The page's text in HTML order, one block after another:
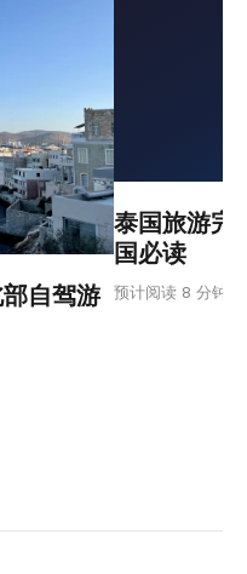
自驾游
泰国旅游完
国必读
预计阅读 8 分钟